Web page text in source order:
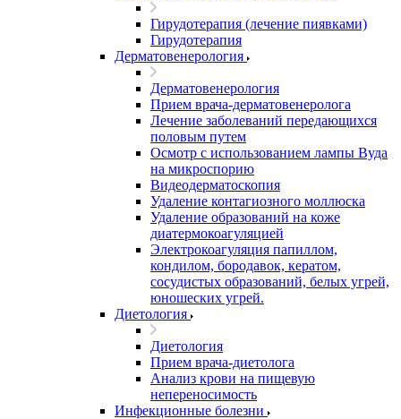
Гирудотерапия (лечение пиявками)
Гирудотерапия
Дерматовенерология
Дерматовенерология
Прием врача-дерматовенеролога
Лечение заболеваний передающихся
половым путем
Осмотр с использованием лампы Вуда
на микроспорию
Видеодерматоскопия
Удаление контагиозного моллюска
Удаление образований на коже
диатермокоагуляцией
Электрокоагуляция папиллом,
кондилом, бородавок, кератом,
сосудистых образований, белых угрей,
юношеских угрей.
Диетология
Диетология
Прием врача-диетолога
Анализ крови на пищевую
непереносимость
Инфекционные болезни